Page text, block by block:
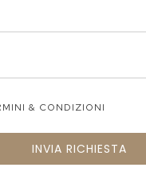
& CONDIZIONI
INVIA RICHIESTA